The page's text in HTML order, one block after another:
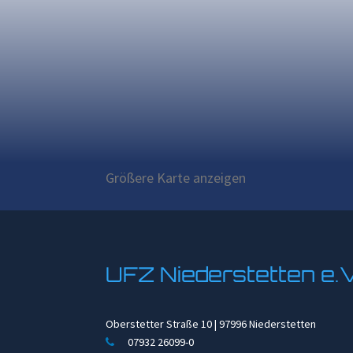
Größere Karte anzeigen
UFZ Niederstetten
Oberstetter Straße 10 | 97996 Niederstetten
07932 26099-0